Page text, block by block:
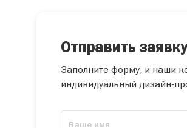
Отправить
Заполните форму, и наши
индивидуальный дизайн-